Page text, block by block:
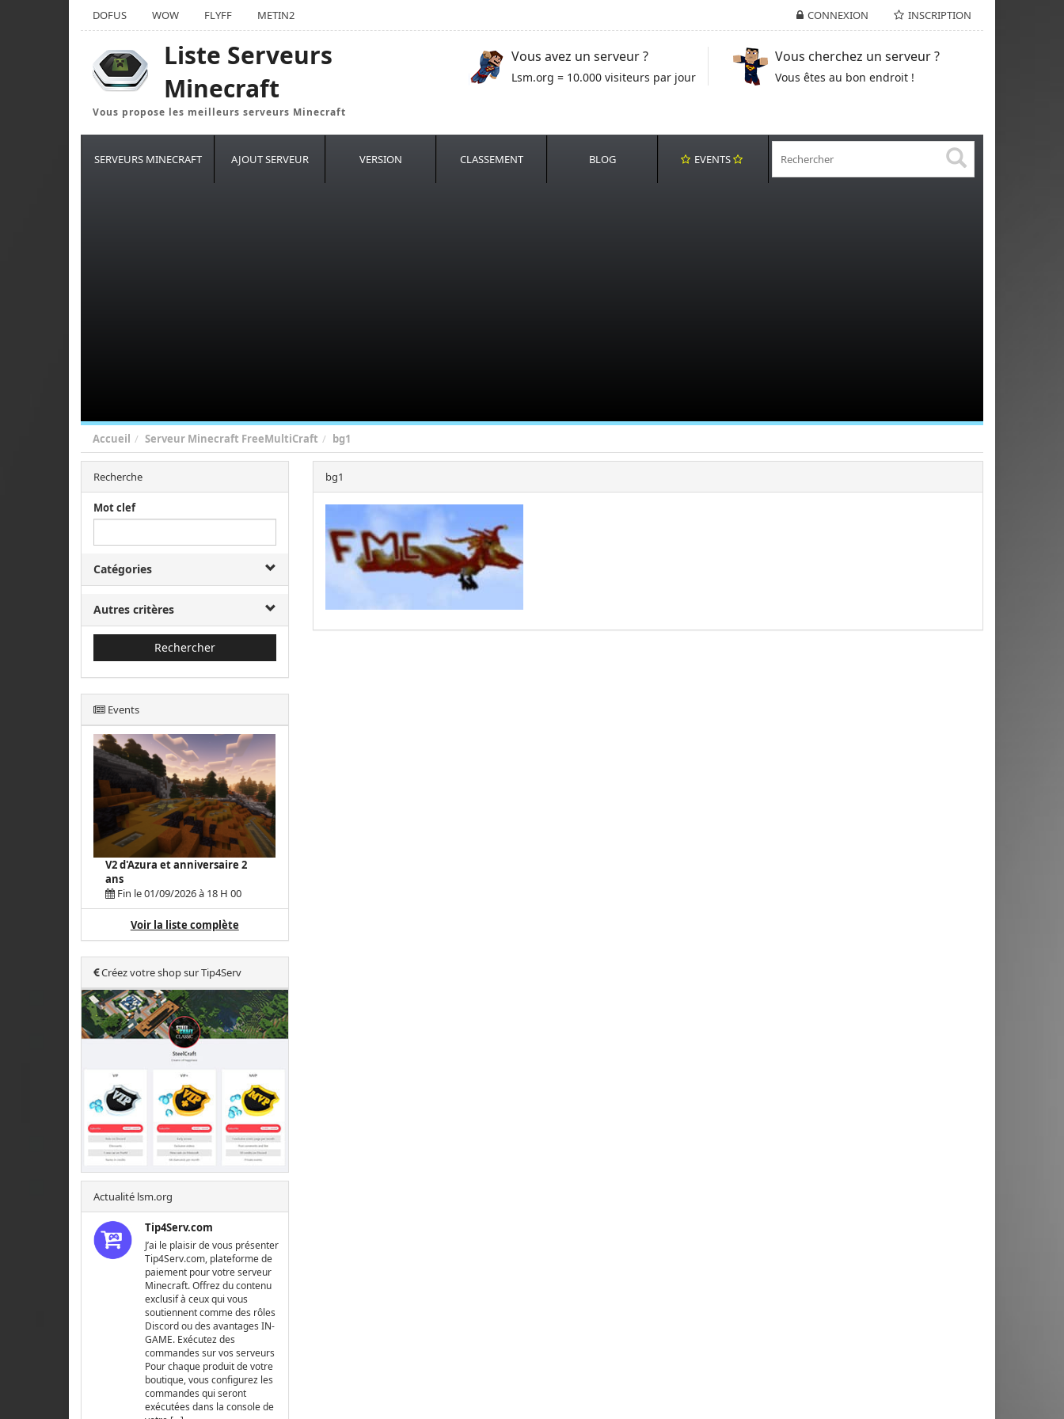
CONNEXION INSCRIPTION
DOFUS WOW FLYFF METIN2
Liste Serveurs
Minecraft
Vous propose les meilleurs serveurs Minecraft
Vous avez un serveur ?
Lsm.org = 10.000 visiteurs par jour
Vous cherchez un serveur ?
Vous êtes au bon endroit !
SERVEURS MINECRAFT AJOUT SERVEUR VERSION CLASSEMENT BLOG EVENTS
Accueil Serveur Minecraft FreeMultiCraft bg1
Recherche
Mot clef
Catégories
Autres critères
Rechercher
Events
V2 d'Azura et anniversaire 2
ans
Fin le 01/09/2026 à 18 H 00
Voir la liste complète
Créez votre shop sur Tip4Serv
Actualité lsm.org
Tip4Serv.com
J’ai le plaisir de vous présenter
Tip4Serv.com, plateforme de
paiement pour votre serveur
Minecraft. Offrez du contenu
exclusif à ceux qui vous
soutiennent comme des rôles
Discord ou des avantages IN-
GAME. Exécutez des
commandes sur vos serveurs
Pour chaque produit de votre
boutique, vous configurez les
commandes qui seront
exécutées dans la console de
bg1